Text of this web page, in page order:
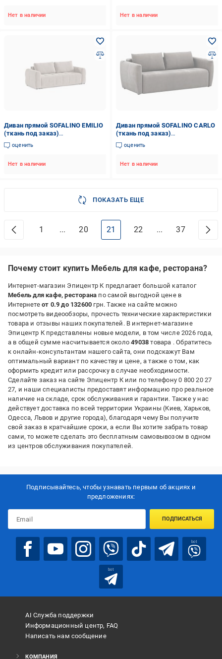
Нет в наличии Нет в наличии
Диван прямой SOFALINO EMILIO
(ткань под заказ)
2380x1020x750 мм
оценить
Нет в наличии
Диван прямой SOFALINO СARLO
(ткань под заказ)
2270x1060x760 мм
оценить
Нет в наличии
ПОКАЗАТЬ ЕЩЕ
1 ... 20 21 22 ... 37
Почему стоит купить Мебель для кафе, ресторана?
Интернет-магазин Эпицентр К предлагает большой каталог
Мебель для кафе, ресторана по самой выгодной цене в
Интернете от 0.9 до 132600 грн. Также на сайте можно
посмотреть видеообзоры, прочесть технические характеристики
товара и отзывы наших покупателей. В интернет-магазине
Эпицентр К представлены новые модели, в том числе 2026 года,
а в общей сумме насчитывается около49038товара . Обратитесь
к онлайн-консультантам нашего сайта, они подскажут Вам
оптимальный вариант по качеству и цене, а также о том, как
оформить кредит или рассрочку в случае необходимости.
Сделайте заказ на сайте Эпицентр К или по телефону 0 800 20 27
27, и наши специалисты предоставят информацию про реальное
наличие на складе, срок обслуживания и гарантии. Также у нас
действует доставка по всей территории Украины (Киев, Харьков,
Одесса, Львов и другие города), благодаря чему Вы получите
свой заказ в кратчайшие сроки, а если Вы хотите забрать товар
сами, то можете сделать это бесплатным самовывозом в одном
из центров обслуживания покупателей.
Подписывайтесь, чтобы узнавать первым об акцияx и
предложениях:
ПОДПИСАТЬСЯ
bot
bot
AI Служба поддержки
Информационный центр, FAQ
Написать нам сообщение
КОМПАНИЯ